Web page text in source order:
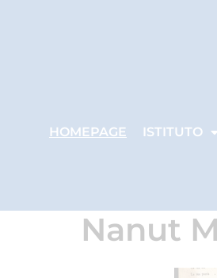
HOMEPAGE ISTITUTO
Nanut